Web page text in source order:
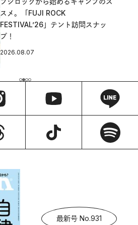
スメ。「FUJI ROCK
FESTIVAL’26」テント訪問スナッ
プ！
2026.08.07
最新号 No.931